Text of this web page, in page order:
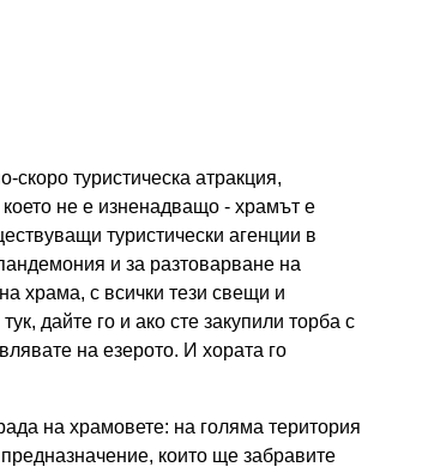
скоро туристическа атракция,
което не е изненадващо - храмът е
туристически агенции в
и за разтоварване на
храма, с всички тези свещи и
дайте го и ако сте закупили торба с
на езерото. И хората го
на храмовете: на голяма територия
които ще забравите